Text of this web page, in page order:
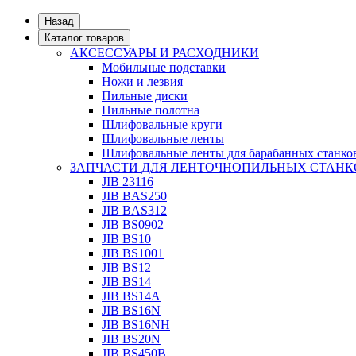
Назад
Каталог товаров
АКСЕССУАРЫ И РАСХОДНИКИ
Мобильные подставки
Ножи и лезвия
Пильные диски
Пильные полотна
Шлифовальные круги
Шлифовальные ленты
Шлифовальные ленты для барабанных
ЗАПЧАСТИ ДЛЯ ЛЕНТОЧНОПИЛЬНЫХ
JIB 23116
JIB BAS250
JIB BAS312
JIB BS0902
JIB BS10
JIB BS1001
JIB BS12
JIB BS14
JIB BS14А
JIB BS16N
JIB BS16NH
JIB BS20N
JIB BS450B